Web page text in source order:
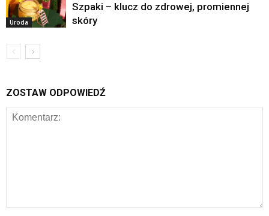
Uroda
Szpaki – klucz do zdrowej, promiennej
skóry
ZOSTAW ODPOWIEDŹ